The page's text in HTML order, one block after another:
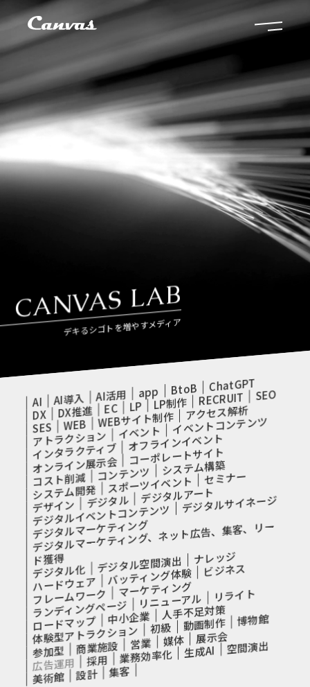
CANVAS LAB
デキるシゴトを増やすメディア
AI AI導入 AI活用 app BtoB ChatGPT
DX DX推進 EC LP LP制作 RECRUIT SEO
SES WEB WEBサイト制作 アクセス解析
アトラクション イベント イベントコンテンツ
インタラクティブ オフラインイベント
オンライン展示会 コーポレートサイト
コスト削減 コンテンツ
システム構築
システム開発
スポーツイベント
セミナー
デザイン
デジタル デジタルアート
デジタルイベントコンテンツ デジタルサイネージ
デジタルマーケティング
デジタルマーケティング、ネット広告、集客、リー
ド獲得
デジタル化 デジタル空間演出 ナレッジ
ハードウェア バッティング体験 ビジネス
フレームワーク マーケティング
ランディングページ リニューアル リライト
ロードマップ 中小企業 人手不足対策
体験型アトラクション 初級 動画制作
博物館
参加型
商業施設 営業 媒体 展示会
広告運用 採用 業務効率化 生成AI 空間演出
美術館 設計 集客